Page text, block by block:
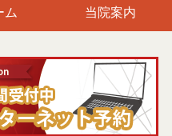
ム 当院案内